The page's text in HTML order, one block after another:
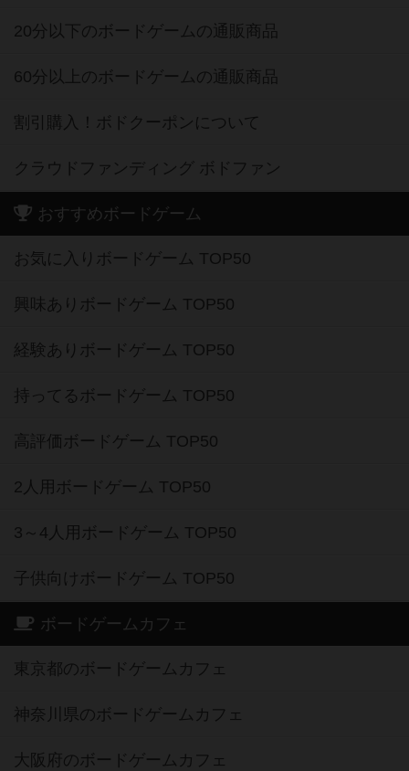
20分以下のボードゲームの通販商品
60分以上のボードゲームの通販商品
割引購入！ボドクーポンについて
クラウドファンディング ボドファン
おすすめボードゲーム
お気に入りボードゲーム TOP50
興味ありボードゲーム TOP50
経験ありボードゲーム TOP50
持ってるボードゲーム TOP50
高評価ボードゲーム TOP50
2人用ボードゲーム TOP50
3～4人用ボードゲーム TOP50
子供向けボードゲーム TOP50
ボードゲームカフェ
東京都のボードゲームカフェ
神奈川県のボードゲームカフェ
大阪府のボードゲームカフェ